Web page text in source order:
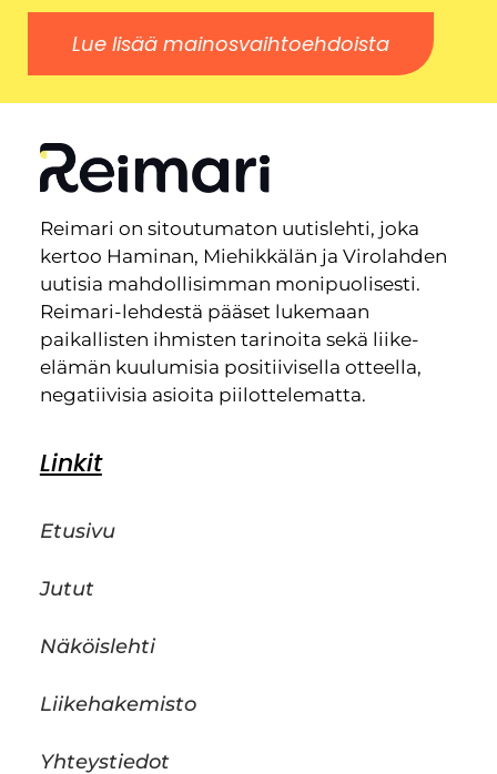
Lue lisää mainosvaihtoehdoista
Reimari on sitoutumaton uutislehti, joka
kertoo Haminan, Miehikkälän ja Virolahden
uutisia mahdollisimman monipuolisesti.
Reimari-lehdestä pääset lukemaan
paikallisten ihmisten tarinoita sekä liike-
elämän kuulumisia positiivisella otteella,
negatiivisia asioita piilottelematta.
Linkit
Etusivu
Jutut
Näköislehti
Liikehakemisto
Yhteystiedot